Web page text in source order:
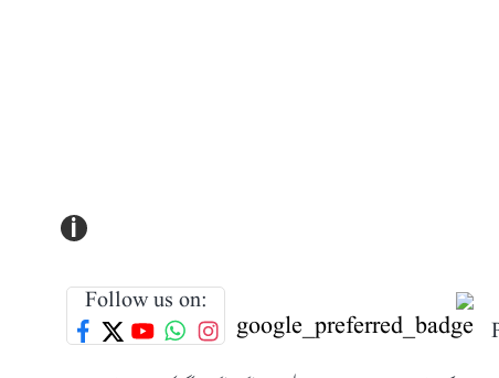
i
Follow us on: